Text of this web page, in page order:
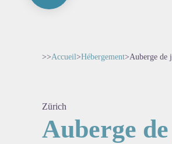
>>Accueil>Hébergement>Auberge de
Zürich
Auberge